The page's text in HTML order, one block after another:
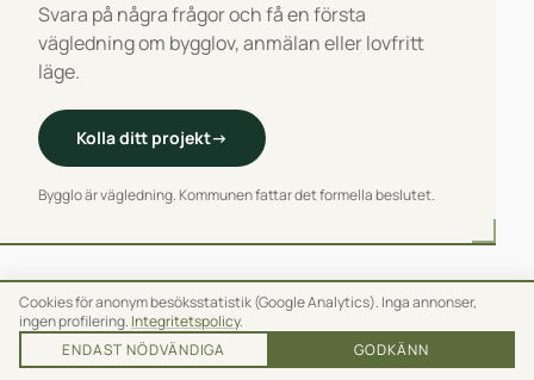
Svara på några frågor och få en första
vägledning om bygglov, anmälan eller lovfritt
läge.
Kolla ditt projekt→
Bygglo är vägledning. Kommunen fattar det formella beslutet.
Cookies för anonym besöksstatistik (Google Analytics). Inga annonser,
ingen profilering. Integritetspolicy.
ENDAST NÖDVÄNDIGA
GODKÄNN